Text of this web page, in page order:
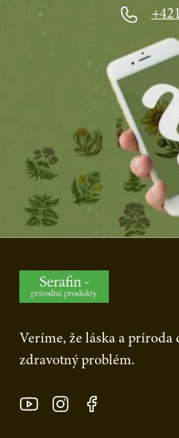
Veríme, že láska a
zdravotný problém.